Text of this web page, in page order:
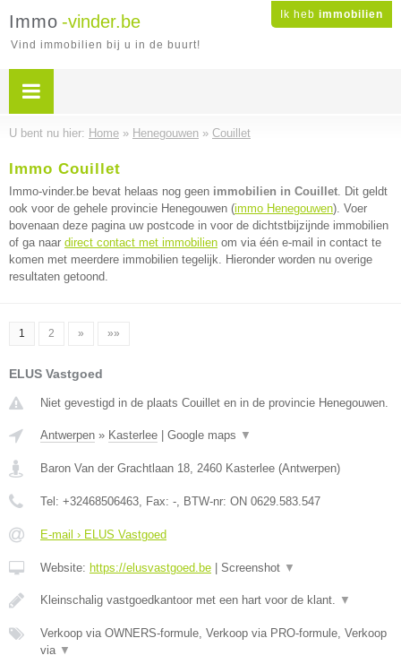
Ik heb immobilien
Immo -vinder.be
Vind immobilien bij u in de buurt!
U bent nu hier: Home » Henegouwen » Couillet
Immo Couillet
Immo-vinder.be bevat helaas nog geen immobilien in Couillet. Dit geldt
ook voor de gehele provincie Henegouwen (immo Henegouwen). Voer
bovenaan deze pagina uw postcode in voor de dichtstbijzijnde immobilien
of ga naar direct contact met immobilien om via één e-mail in contact te
komen met meerdere immobilien tegelijk. Hieronder worden nu overige
resultaten getoond.
1 2 » »»
ELUS Vastgoed
Niet gevestigd in de plaats Couillet en in de provincie Henegouwen.
Antwerpen » Kasterlee Google maps ▼
Baron Van der Grachtlaan 18, 2460 Kasterlee (Antwerpen)
Tel: +32468506463, Fax: -, BTW-nr: ON 0629.583.547
E-mail › ELUS Vastgoed
Website: https://elusvastgoed.be Screenshot ▼
Kleinschalig vastgoedkantoor met een hart voor de klant. ▼
Verkoop via OWNERS-formule, Verkoop via PRO-formule, Verkoop
via ▼